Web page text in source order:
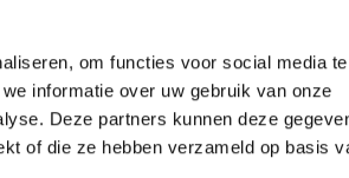
om functies voor social media te
informatie over uw gebruik van onze
Deze partners kunnen deze
of die ze hebben verzameld op basis